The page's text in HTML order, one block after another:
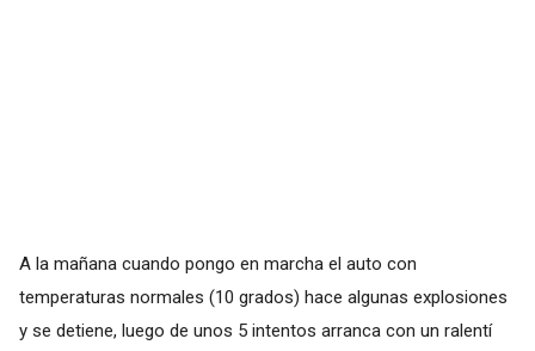
A la mañana cuando pongo en marcha el auto con
temperaturas normales (10 grados) hace algunas explosiones
y se detiene, luego de unos 5 intentos arranca con un ralentí